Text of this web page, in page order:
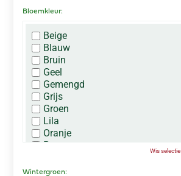
December
Bloemkleur:
Beige
Blauw
Bruin
Geel
Gemengd
Grijs
Groen
Lila
Oranje
Paars
Roze
Wis selectie
Wintergroen: